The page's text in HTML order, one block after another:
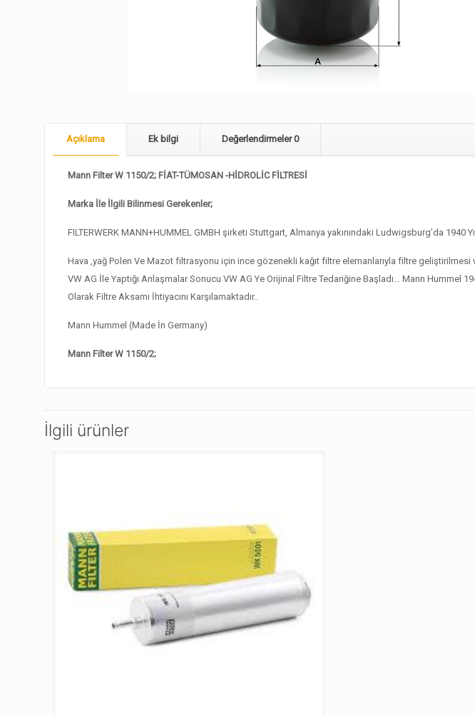
Açıklama Ek bilgi Değerlendirmeler0
Mann Filter W 1150/2; FİAT-TÜMOSAN -HİDROLİC FİLTRESİ
Marka İle İlgili Bilinmesi Gerekenler;
FILTERWERK MANN+HUMMEL GMBH şirketi Stuttgart, Almanya yakınındaki Ludwigsburg’da 1940
Hava ,yağ Polen Ve Mazot filtrasyonu için ince gözenekli kağıt filtre elemanlarıyla filtre
VW AG İle Yaptığı Anlaşmalar Sonucu VW AG Ye Orijinal Filtre Tedariğine Başladı… Mann
Olarak Filtre Aksamı İhtiyacını Karşılamaktadır..
Mann Hummel (Made İn Germany)
Mann Filter W 1150/2;
İlgili ürünler